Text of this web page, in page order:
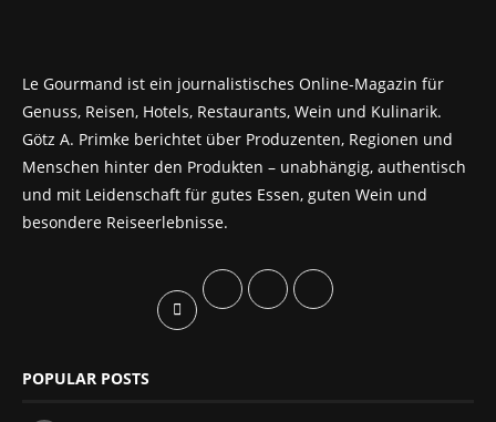
Le Gourmand ist ein journalistisches Online-Magazin für
Genuss, Reisen, Hotels, Restaurants, Wein und Kulinarik.
Götz A. Primke berichtet über Produzenten, Regionen und
Menschen hinter den Produkten – unabhängig, authentisch
und mit Leidenschaft für gutes Essen, guten Wein und
besondere Reiseerlebnisse.
POPULAR POSTS